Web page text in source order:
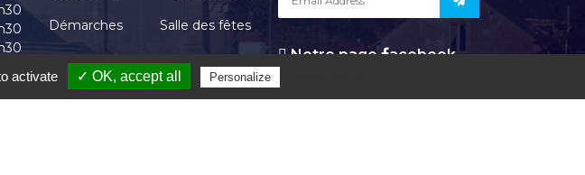
Démarches Salle des fêtes
Actualités Contact Notre page acebook
activate ✓ OK, accept all Personalize